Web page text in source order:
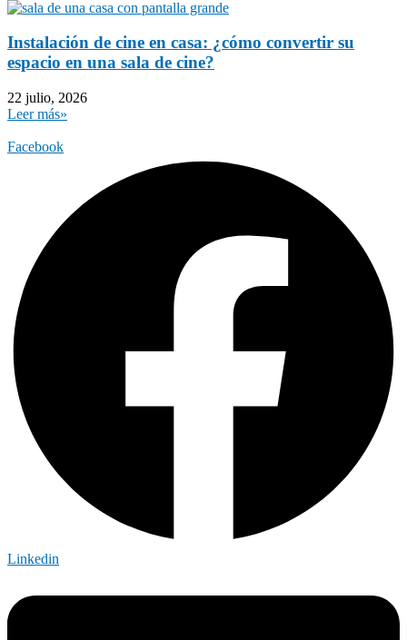
Instalación de cine en casa: ¿cómo convertir su
espacio en una sala de cine?
22 julio, 2026
Leer más»
Facebook
Linkedin